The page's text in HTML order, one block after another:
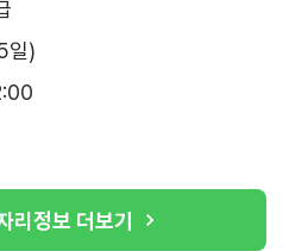
일)
리정보 더보기